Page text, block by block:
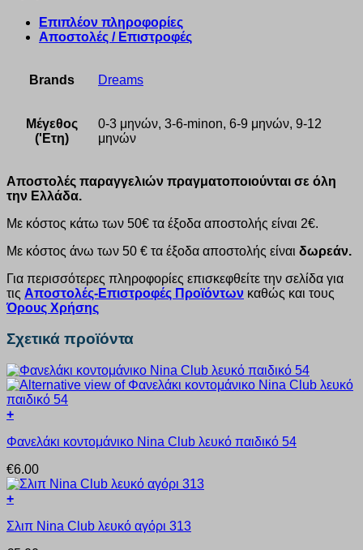
Επιπλέον πληροφορίες
Αποστολές / Επιστροφές
Brands Dreams
Μέγεθος
('Ετη)
0-3 μηνών, 3-6-minon, 6-9 μηνών, 9-12
μηνών
Αποστολές παραγγελιών πραγματοποιούνται σε όλη
την Ελλάδα.
Με κόστος κάτω των 50€ τα έξοδα αποστολής είναι 2€.
Με κόστος άνω των 50 € τα έξοδα αποστολής είναι δωρεάν.
Για περισσότερες πληροφορίες επισκεφθείτε την σελίδα για
τις Αποστολές-Επιστροφές Προϊόντων καθώς και τους
Όρους Χρήσης
Σχετικά προϊόντα
+
το
έχει
πολλαπλές
παραλλαγές.
επιλογές
Φανελάκι κοντομάνικο Nina Club λευκό παιδικό 54
€6.00
+
το
Σλιπ Nina Club λευκό αγόρι 313